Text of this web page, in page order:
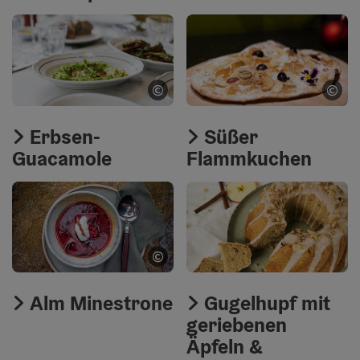
©
Copyright öffnen
Erbsen-
Guacamole
©
Süßer
Flammkuchen
©
Copyright öffnen
Alm Minestrone
Gugelhupf mit
geriebenen
Äpfeln &